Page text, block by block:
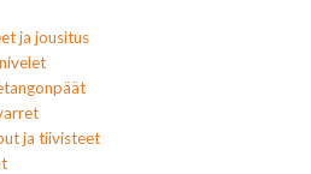
ja jousitus
ja tiivisteet